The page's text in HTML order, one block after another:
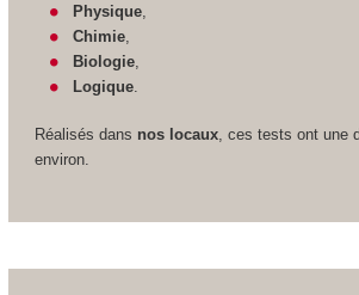
Physique
Chimie
Biologie
Logique
Réalisés dans nos locaux, ces tests ont une
environ.